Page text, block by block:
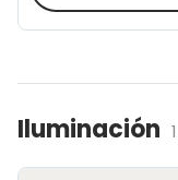
Iluminación